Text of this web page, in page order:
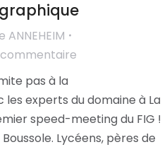
ANNEHEIM
commentaire
pas à la
experts du domaine à La
speed-meeting du FIG !
Lycéens, pères de